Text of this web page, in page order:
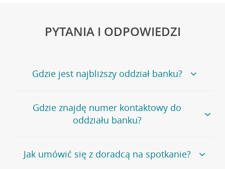
PYTANIA I ODPOWIEDZI
Gdzie jest najbliższy oddział banku?
Jeśli szukasz oddziału naszego banku, zapraszamy na
stronęPlacówki i bankomaty, na której znajduje się
wygodna wyszukiwarka.
oddziałów
Gdzie znajdę numer kontaktowy do
oddziału banku?
Bank Credit Agricole nie udostępnia ogólnego numeru
telefonu do placówki bankowej.
Jak umówić się z doradcą na spotkanie?